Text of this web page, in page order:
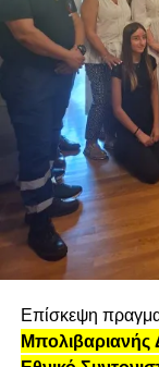
Τα τελευταία
κοινωνικής
γυναίκες να
ρισκάρουν,
επιχειρήσεις
Προσωπικά μου
εγώ στα παιδιά
για να δουλεύει,
διατηρεί μια
η ίδια ζωντανή
Πείτε
συχνά και
Επίσκεψη
Μπολιβαριανής